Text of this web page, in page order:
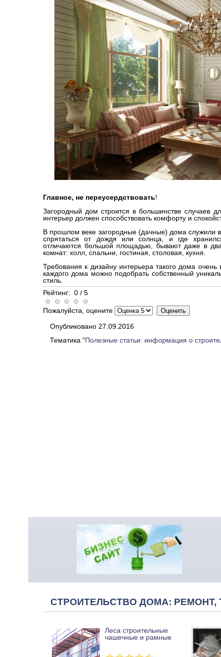
Главное, не переусердствовать!
Загородный дом строится в большинстве случаев
интерьер должен способствовать комфорту и
В прошлом веке загородные (дачные) дома
спрятаться от дождя или солнца, и где
отличаются большой площадью, бывают даже в
комнат: холл, спальни, гостиная, столовая, кухня.
Требования к дизайну интерьера такого дома
каждого дома можно подобрать собственный
стиль.
Рейтинг: 0 / 5
Пожалуйста, оцените
Опубликовано 27.09.2016
Тематика "Полезные статьи: информация о
СТРОИТЕЛЬСТВО ДОМА:
Леса строительные
чашечные и рамные